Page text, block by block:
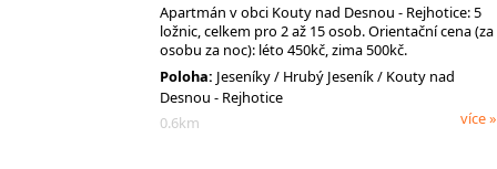
Apartmán v obci Kouty nad Desnou - Rejhotice: 5
ložnic, celkem pro 2 až 15 osob. Orientační cena (za
osobu za noc): léto 450kč, zima 500kč.
Poloha: Jeseníky/ Hrubý Jeseník/ Kouty nad
Desnou - Rejhotice
0.6km
více »